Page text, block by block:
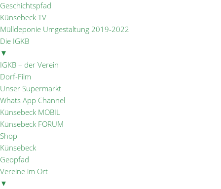
Geschichtspfad
Künsebeck TV
Mülldeponie Umgestaltung 2019-2022
Die IGKB
▼
IGKB – der Verein
Dorf-Film
Unser Supermarkt
Whats App Channel
Künsebeck MOBIL
Künsebeck FORUM
Shop
Künsebeck
Geopfad
Vereine im Ort
▼